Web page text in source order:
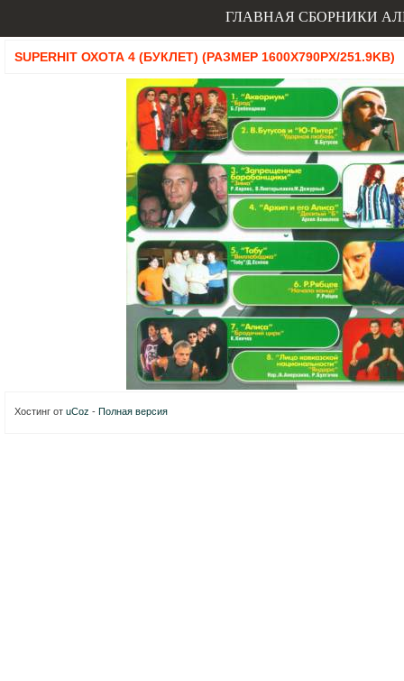
ГЛАВНАЯ СБОРНИКИ
SUPERHIT ОХОТА 4 (БУКЛЕТ) (РАЗМЕР 1600X790PX/251.9KB)
Хостинг от uCoz - Полная версия